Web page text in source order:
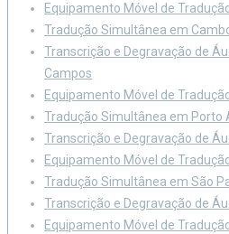
Equipamento Móvel de
Tradução Simultânea em
Transcrição e Degravação de
Campos
Equipamento Móvel de
Tradução Simultânea em Porto
Transcrição e Degravação de
Equipamento Móvel de
Tradução Simultânea em São
Transcrição e Degravação de
Equipamento Móvel de